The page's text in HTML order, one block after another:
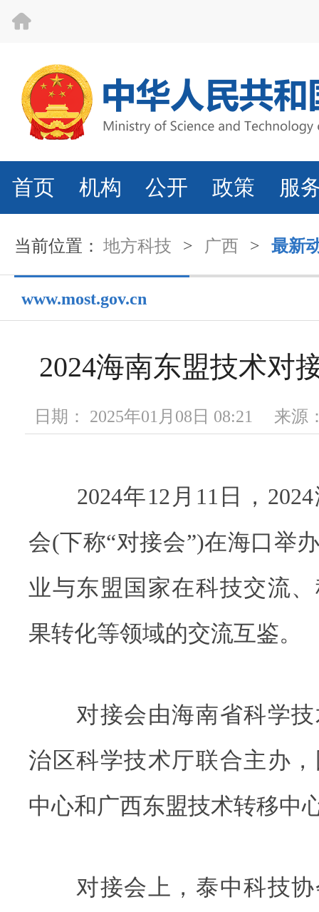
首页 机构 公开 政策 服
当前位置： 地方科技 > 广西 > 最新
www.most.gov.cn
2024海南东盟技术对
日期： 2025年01月08日 08:21 来源
2024年12月11日，2024
会(下称“对接会”)在海口举
业与东盟国家在科技交流
果转化等领域的交流互鉴。
对接会由海南省科学技
治区科学技术厅联合主办
中心和广西东盟技术转移中
对接会上，泰中科技协